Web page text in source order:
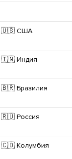
🇺🇸 США
🇮🇳 Индия
🇧🇷 Бразилия
🇷🇺 Россия
🇨🇴 Колумбия